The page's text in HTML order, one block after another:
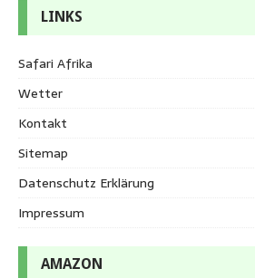
LINKS
Safari Afrika
Wetter
Kontakt
Sitemap
Datenschutz Erklärung
Impressum
AMAZON